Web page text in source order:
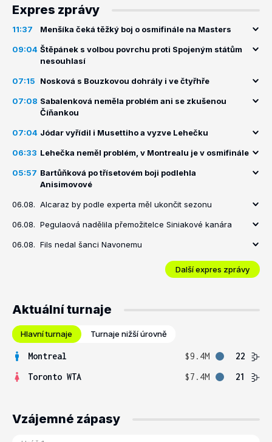
Expres zprávy
11:37 Menšíka čeká těžký boj o osmifinále na Masters
09:04 Štěpánek s volbou povrchu proti Spojeným státům
nesouhlasí
07:15 Nosková s Bouzkovou dohrály i ve čtyřhře
07:08 Sabalenková neměla problém ani se zkušenou
Číňankou
07:04 Jódar vyřídil i Musettiho a vyzve Lehečku
06:33 Lehečka neměl problém, v Montrealu je v osmifinále
05:57 Bartůňková po třísetovém boji podlehla
Anisimovové
06.08. Alcaraz by podle experta měl ukončit sezonu
06.08. Pegulaová nadělila přemožitelce Siniakové kanára
06.08. Fils nedal šanci Navonemu
Další expres zprávy
Aktuální turnaje
Hlavní turnaje Turnaje nižší úrovně
Montreal $9.4M
22
Toronto WTA
$7.4M 21
Vzájemné zápasy